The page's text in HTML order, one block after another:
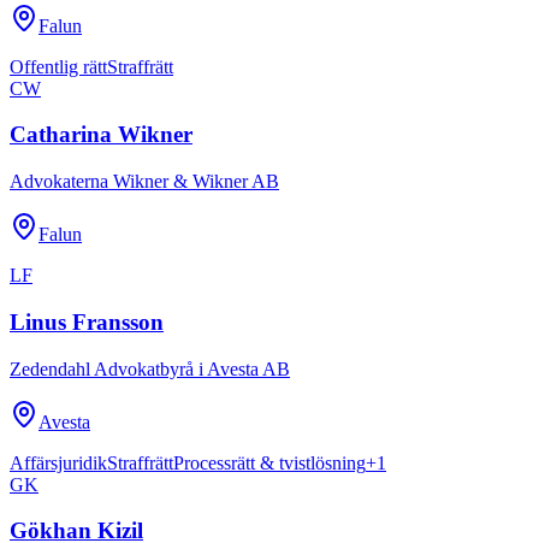
Falun
Offentlig rättStraffrätt
CW
Catharina Wikner
Advokaterna Wikner & Wikner AB
Falun
LF
Linus Fransson
Zedendahl Advokatbyrå i Avesta AB
Avesta
AffärsjuridikStraffrättProcessrätt & tvistlösning+1
GK
Gökhan Kizil